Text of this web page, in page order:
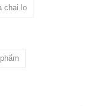
chai lo